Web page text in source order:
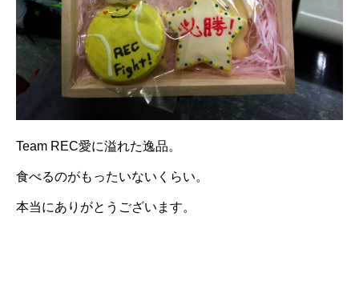
Team REC愛に溢れた逸品。
食べるのがもったいないくらい。
本当にありがとうございます。